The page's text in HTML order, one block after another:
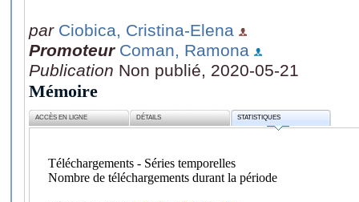
par Ciobica, Cristina-Elena
Promoteur Coman, Ramona
Publication Non publié, 2020-05-21
Mémoire
ACCÈS EN LIGNE DÉTAILS STATISTIQUES